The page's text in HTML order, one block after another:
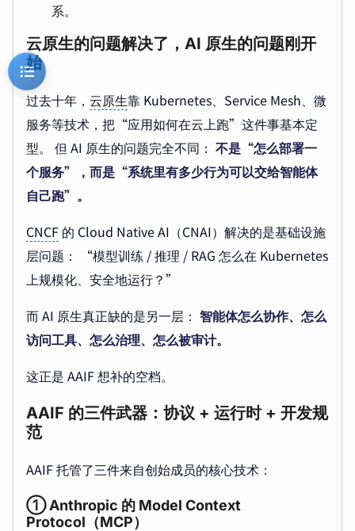
系。
云原生的问题解决了，AI 原生的问题刚开
始
过去十年， 云原生靠 Kubernetes、Service Mesh、微
服务等技术，把“应用如何在云上跑”这件事基本定
型。 但 AI 原生的问题完全不同： 不是“怎么部署一
个服务”，而是“系统里有多少行为可以交给智能体
自己跑”。
CNCF 的 Cloud Native AI（CNAI）解决的是基础设施
层问题： “模型训练 / 推理 / RAG 怎么在 Kubernetes
上规模化、安全地运行？”
而 AI 原生真正缺的是另一层： 智能体怎么协作、怎么
访问工具、怎么治理、怎么被审计。
这正是 AAIF 想补的空档。
AAIF 的三件武器：协议 + 运行时 + 开发规
范
AAIF 托管了三件来自创始成员的核心技术：
① Anthropic 的 Model Context
Protocol（MCP）